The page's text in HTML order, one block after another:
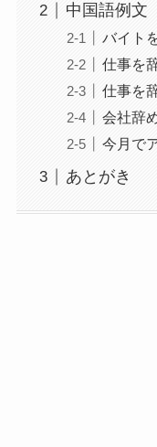
中国語例文
バイト
仕事を
仕事を
会社辞
今月で
あとがき